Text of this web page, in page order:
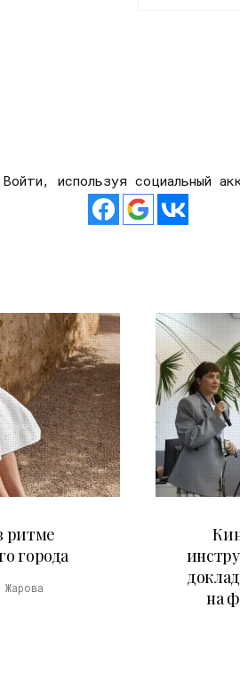
Войти, используя социальный
ритме
города
Жарова
на